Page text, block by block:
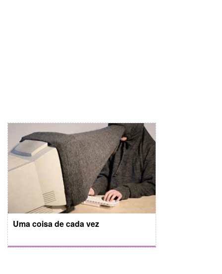
Uma coisa de cada vez